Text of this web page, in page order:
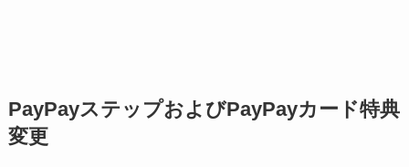
PayPayステップおよびPayPayカード特典
変更